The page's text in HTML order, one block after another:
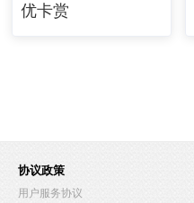
优卡赏
协议政策
用户服务协议